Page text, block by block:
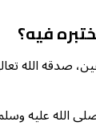
فيه؟
صدقه الله
الله عليه